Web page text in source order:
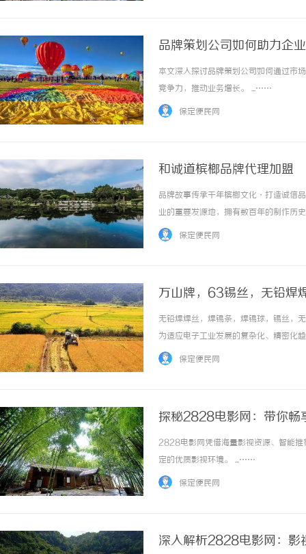
品牌策划公司如何助力企
本文深入探讨品牌策划公司如何通过市
竞争力，推动业务增长。 ...……
保定便民网
和诚道槟榔品牌代理加盟
品牌故事传承千年槟榔文化·打造诚信
业的重要发源地，拥有数百年的制作历
科技有限公司秉承"和而不同，诚信才是
保定便民网
万山牌，63锡丝，无铅焊
纯锌丝，6337锡条，焊锡
无铅焊焊丝，焊锡条，焊锡球，锡丝，
为适应电子工业发展的复杂化、精密化
速，湿润性、扩展性极佳；·不断芯、
保定便民网
探秘2828电影网：带你畅
2828电影网凭借海量影视资源、智能推
定的优质影视环境。 ...……
保定便民网
深入解析2828电影网：影